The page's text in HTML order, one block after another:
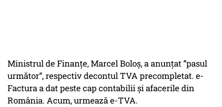
Ministrul de Finanțe, Marcel Boloș, a anunțat ”pasul
următor”, respectiv decontul TVA precompletat. e-
Factura a dat peste cap contabilii și afacerile din
România. Acum, urmează e-TVA.